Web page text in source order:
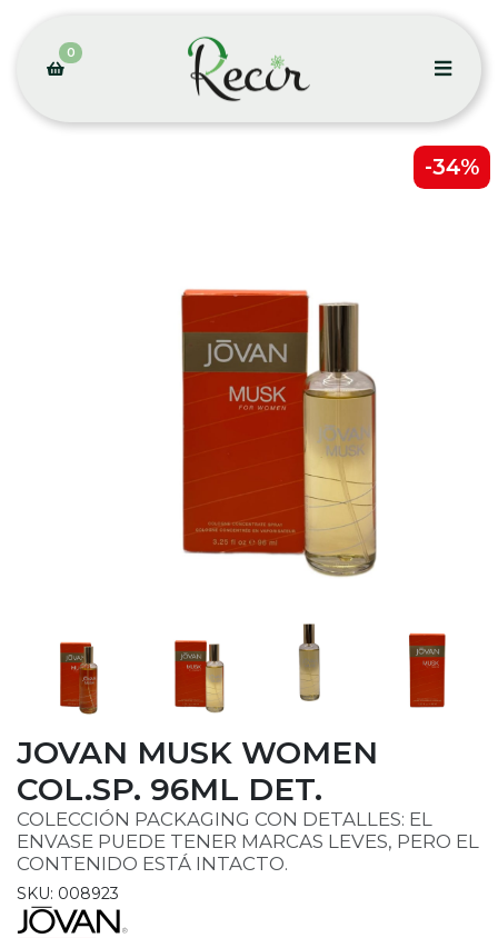
0
-34%
JOVAN MUSK WOMEN
COL.SP. 96ML DET.
COLECCIÓN PACKAGING CON DETALLES: EL
ENVASE PUEDE TENER MARCAS LEVES, PERO EL
CONTENIDO ESTÁ INTACTO.
SKU: 008923